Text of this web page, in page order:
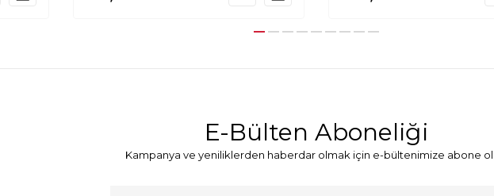
E-Bülten Aboneliği
Kampanya ve yeniliklerden haberdar olmak için e-bültenimize abone